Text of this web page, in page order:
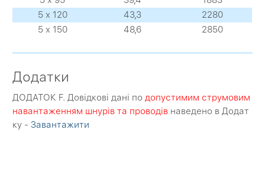
5 х 120
43,3
2280
5 х 150
48,6 2850
Додатки
ДОДАТОК F. Довідкові дані подопустимим струмовим
навантаженням шнурів та проводів наведено в Додат
ку -Завантажити